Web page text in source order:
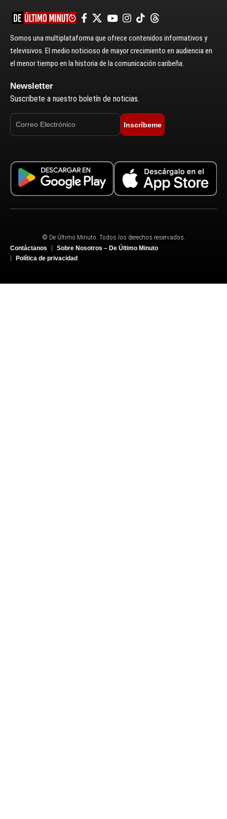
Somos una multiplataforma que ofrece contenidos informativos y
televisivos. El medio noticioso de mayor crecimiento en audiencia en
el menor tiempo en la historia de la comunicación caribeña.
Newsletter
Suscríbete a nuestro boletín de noticias.
Inscríbeme
© De Último Minuto. Todos los derechos reservados.
Contáctanos
Sobre Nosotros – De Último Minuto
Política de privacidad